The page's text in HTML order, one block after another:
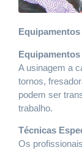
A usinagem a
tornos,
podem ser
trabalho.
Técnicas
Os